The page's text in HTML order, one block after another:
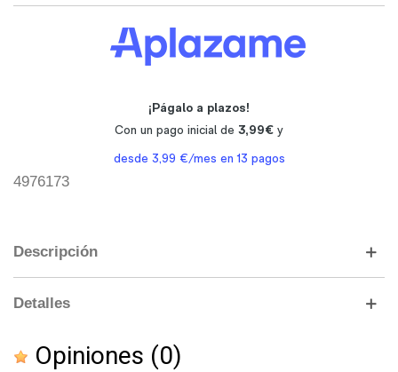
4976173
Descripción
Detalles
Opiniones (0)